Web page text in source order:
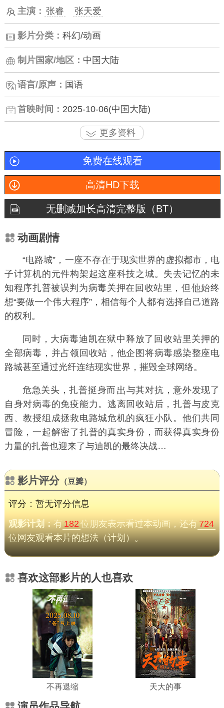
主演： 张睿 张天爱
影片分类： 科幻/动画
制片国家/地区： 中国大陆
语言/原声： 国语
首映时间： 2025-10-06(中国大陆)
更多资料
免费在线观看
高清HD下载
无删减加长高清完整版（BT）
动画剧情
“电路城”，一座不存
于现实世界的虚拟都市，电
子计算机的元件构架起这座科技之城。失去记忆的未
知程序扎普被误判为病毒关押在回收站里，但
始终
想“要做一个伟大程序”，相信每个
都有选择自己道路
的权利。
同时，大病毒迪凯在狱中释放了回收站里关押的
全部病毒，并占领回收站，他企图将病毒感染整座电
路城甚至通过光纤连结现实世界，摧毁全球网络。
危急关头，扎普挺身而
与其对抗，意外发现了
自身对病毒的免疫能力。逃离回收站后，扎普与皮克
西、教授组成拯救电路城危机的疯狂小队。他们共同
冒险，一起解密了扎普的真实身份，而获得真实身份
力量的扎普也迎来了与迪凯的最终决战…
影片评分（豆瓣）
评分：暂无评分信息
观影计划： 有 182位朋友表示看过本动画，还有 724
位网友观看本片的想法（计划）。
喜欢这部影片的人也喜欢
--
不再退缩
--
天大的事